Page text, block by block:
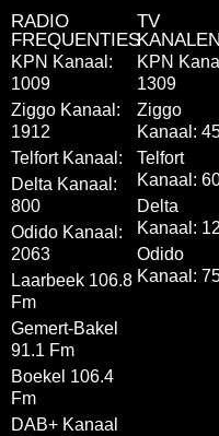
RADIO
FREQUENTIES
KPN Kanaal:
1009
Ziggo Kanaal:
1912
Telfort Kanaal:
Delta Kanaal:
800
Odido Kanaal:
2063
Laarbeek 106.8
Fm
Gemert-Bakel
91.1 Fm
Boekel 106.4
Fm
DAB+ Kanaal
TV
KANALEN
KPN
1309
Ziggo
Kanaal:
Telfort
Kanaal:
Delta
Kanaal:
Odido
Kanaal: